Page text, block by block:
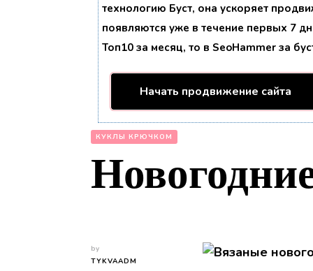
технологию Буст, она ускоряет
появляются уже в течение первых 7
Топ10 за месяц, то в SeoHammer за
Начать продвижение сайта
КУКЛЫ КРЮЧКОМ
by
TYKVAADM